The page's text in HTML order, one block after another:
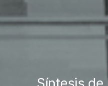
Síntesis de